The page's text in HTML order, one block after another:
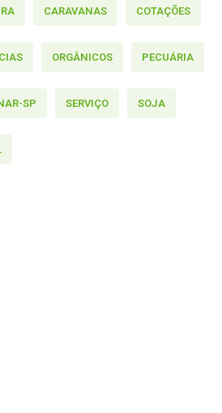
CARAVANAS COTAÇÕES
ORGÂNICOS PECUÁRIA
SP SERVIÇO SOJA